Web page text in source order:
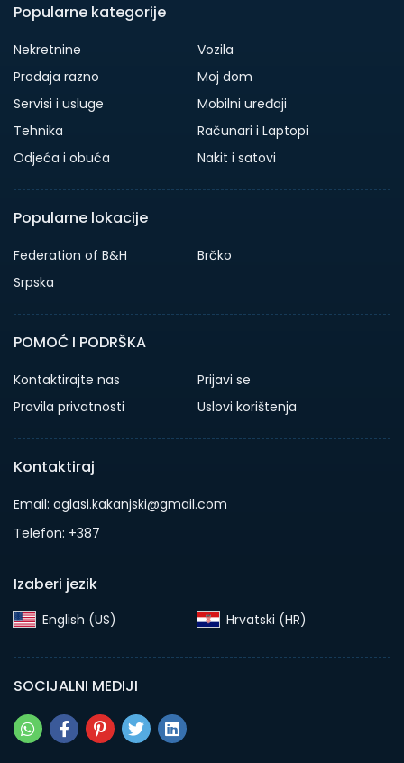
Popularne kategorije
Nekretnine
Vozila
Prodaja razno
Moj dom
Servisi i usluge
Mobilni uređaji
Tehnika
Računari i Laptopi
Odjeća i obuća
Nakit i satovi
Popularne lokacije
Federation of B&H
Brčko
Srpska
POMOĆ I PODRŠKA
Kontaktirajte nas
Prijavi se
Pravila privatnosti
Uslovi korištenja
Kontaktiraj
Email: oglasi.kakanjski@gmail.com
Telefon: +387
Izaberi jezik
English (US)‎ Hrvatski (HR)‎
SOCIJALNI MEDIJI